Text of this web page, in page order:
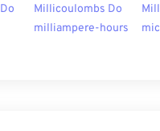
Millicoulombs Do
milliampere-hours